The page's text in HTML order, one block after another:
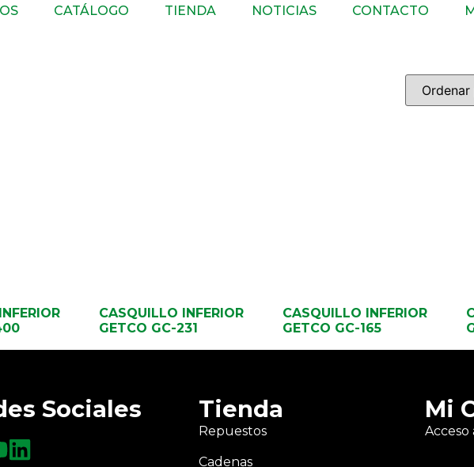
CATÁLOGO TIENDA NOTICIAS CONTACTO
CASQUILLO INFERIOR
GETCO GC-231
CASQUILLO INFERIOR
GETCO GC-165
Sociales Tienda
Repuestos
Cadenas
Mi
Acceso